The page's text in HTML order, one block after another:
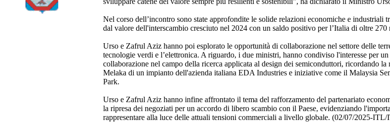
Nel corso dell’incontro sono state approfondite le solide relazioni economiche e industriali
dal valore dell'interscambio cresciuto nel 2024 con un saldo positivo per l’Italia di oltre
Urso e Zafrul Aziz hanno poi esplorato le opportunità di collaborazione nel settore delle
tecnologie verdi e l’elettronica. A riguardo, i due ministri, hanno condiviso l'interesse per
collaborazione nel campo della ricerca applicata al design dei semiconduttori, ricordando la
Melaka di un impianto dell'azienda italiana EDA Industries e iniziative come il Malaysia
Park.
Urso e Zafrul Aziz hanno infine affrontato il tema del rafforzamento del partenariato
la ripresa dei negoziati per un accordo di libero scambio con il Paese, evidenziando
rappresentare alla luce delle attuali tensioni commerciali a livello globale. (02/07/2025-